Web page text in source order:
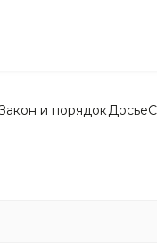
и порядок Досье